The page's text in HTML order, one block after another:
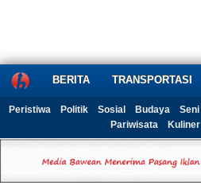
BERITA TRANSPORTASI
Peristiwa Politik Sosial Budaya Seni
Pariwisata
Kuliner